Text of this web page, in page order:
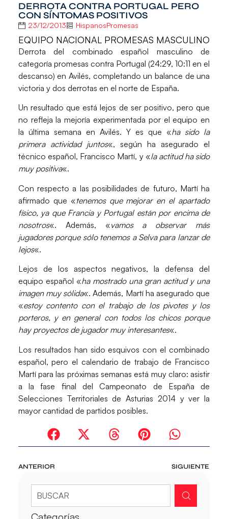
DERROTA CONTRA PORTUGAL PERO
CON SÍNTOMAS POSITIVOS
23/12/2013 HispanosPromesas
EQUIPO NACIONAL PROMESAS MASCULINO
Derrota del combinado español masculino de
categoría promesas contra Portugal(24:29, 10:11 en el
descanso) enAvilés, completando un balance de una
victoria y dos derrotas en el norte de España.
Un resultado que está lejos de ser positivo, pero que
no refleja la mejoría experimentada por el equipo en
la última semana en Avilés. Y es que «ha sido la
primera actividad juntos«, según ha asegurado el
técnico español, Francisco Martí, y «la actitud ha sido
muy positiva«.
Con respecto a las posibilidades de futuro, Martí ha
afirmado que «tenemos que mejorar en el apartado
físico, ya que Francia y Portugal están por encima de
nosotros«. Además, «vamos a observar más
jugadores porque sólo tenemos a Selva para lanzar de
lejos«.
Lejos de los aspectos negativos, la defensa del
equipo español «ha mostrado una gran actitud y una
imagen muy sólida«. Además, Martí ha asegurado que
«estoy contento con el trabajo de los pivotes y los
porteros, y en general con todos los chicos porque
hay proyectos de jugador muy interesantes«.
Los resultados han sido esquivos con el combinado
español, pero el calendario de trabajo de Francisco
Martí para las próximas semanas está muy claro: asistir
a la fase final del Campeonato de España de
Selecciones Territoriales de Asturias 2014 y ver la
mayor cantidad de partidos posibles.
ANTERIOR SIGUIENTE